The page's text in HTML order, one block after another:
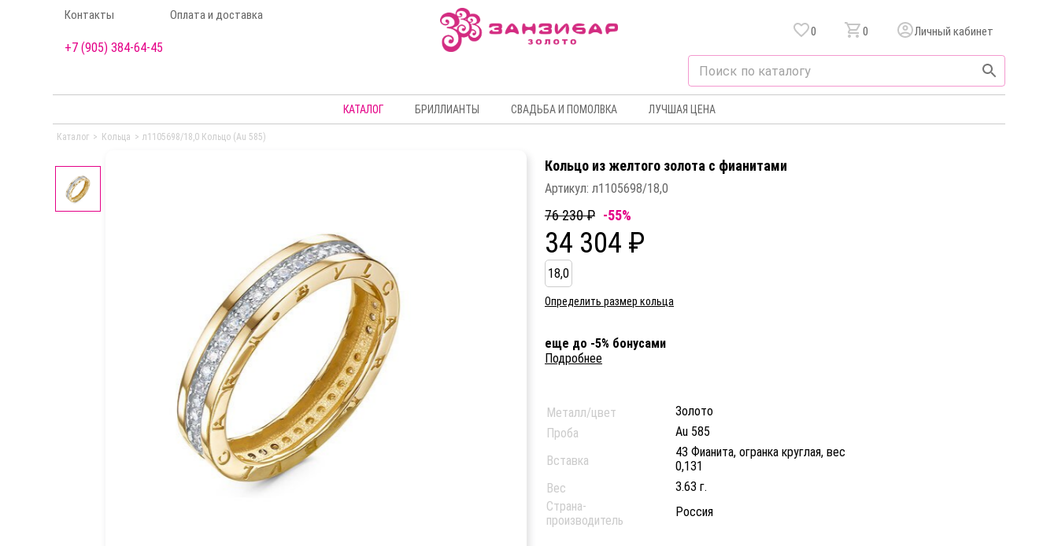
Контакты Оплата и доставка
+7 (905) 384-64-45
0 0 Личный кабинет
КАТАЛОГ БРИЛЛИАНТЫ СВАДЬБА И ПОМОЛВКА ЛУЧШАЯ ЦЕНА
Каталог > Кольца > л1105698/18,0 Кольцо (Au 585)
Кольцо из желтого золота c фианитами
Артикул: л1105698/18,0
76 230 ₽ -55%
34 304 ₽
18,0
Определить размер кольца
еще до -5% бонусами
Подробнее
Металл/цвет
Золото
Проба
Au 585
Вставка
43 Фианита, огранка круглая, вес
0,131
Вес
3.63 г.
Страна-
производитель
Россия